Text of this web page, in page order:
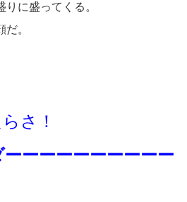
りに盛ってくる。
。
さ！
ーーーーーーーーーー